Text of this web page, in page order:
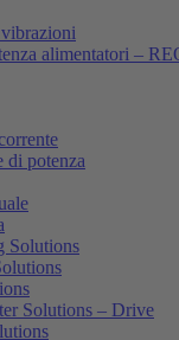
alimentatori –
di potenza
Solutions
Solutions – Drive